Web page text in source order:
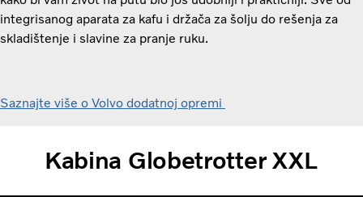
integrisanog aparata za kafu i držača za šolju do rešenja za
skladištenje i slavine za pranje ruku.
Saznajte više o Volvo dodatnoj opremi
Kabina Globetrotter XXL